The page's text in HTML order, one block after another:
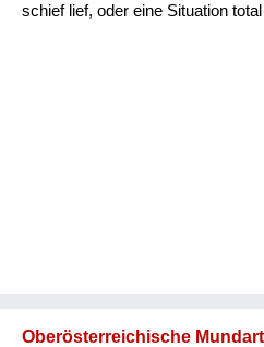
schief lief, oder eine Situation
Oberösterreichische Mundart